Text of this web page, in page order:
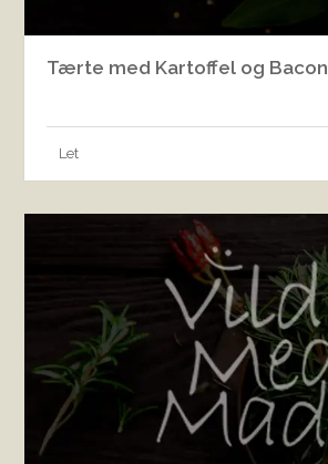
Tærte med Kartoffel og Bacon
Let